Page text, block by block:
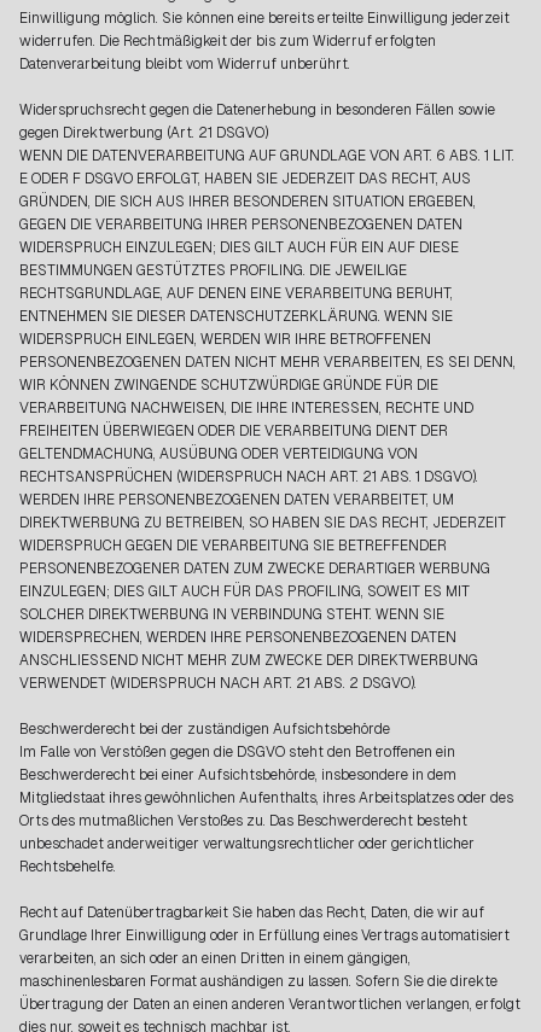
Einwilligung möglich. Sie können eine bereits erteilte Einwilligung jederzeit
widerrufen. Die Rechtmäßigkeit der bis zum Widerruf erfolgten
Datenverarbeitung bleibt vom Widerruf unberührt.
Widerspruchsrecht gegen die Datenerhebung in besonderen Fällen sowie
gegen Direktwerbung (Art. 21 DSGVO)
WENN DIE DATENVERARBEITUNG AUF GRUNDLAGE VON ART. 6 ABS. 1 LIT.
E ODER F DSGVO ERFOLGT, HABEN SIE JEDERZEIT DAS RECHT, AUS
GRÜNDEN, DIE SICH AUS IHRER BESONDEREN SITUATION ERGEBEN,
GEGEN DIE VERARBEITUNG IHRER PERSONENBEZOGENEN DATEN
WIDERSPRUCH EINZULEGEN; DIES GILT AUCH FÜR EIN AUF DIESE
BESTIMMUNGEN GESTÜTZTES PROFILING. DIE JEWEILIGE
RECHTSGRUNDLAGE, AUF DENEN EINE VERARBEITUNG BERUHT,
ENTNEHMEN SIE DIESER DATENSCHUTZERKLÄRUNG. WENN SIE
WIDERSPRUCH EINLEGEN, WERDEN WIR IHRE BETROFFENEN
PERSONENBEZOGENEN DATEN NICHT MEHR VERARBEITEN, ES SEI DENN,
WIR KÖNNEN ZWINGENDE SCHUTZWÜRDIGE GRÜNDE FÜR DIE
VERARBEITUNG NACHWEISEN, DIE IHRE INTERESSEN, RECHTE UND
FREIHEITEN ÜBERWIEGEN ODER DIE VERARBEITUNG DIENT DER
GELTENDMACHUNG, AUSÜBUNG ODER VERTEIDIGUNG VON
RECHTSANSPRÜCHEN (WIDERSPRUCH NACH ART. 21 ABS. 1 DSGVO).
WERDEN IHRE PERSONENBEZOGENEN DATEN VERARBEITET, UM
DIREKTWERBUNG ZU BETREIBEN, SO HABEN SIE DAS RECHT, JEDERZEIT
WIDERSPRUCH GEGEN DIE VERARBEITUNG SIE BETREFFENDER
PERSONENBEZOGENER DATEN ZUM ZWECKE DERARTIGER WERBUNG
EINZULEGEN; DIES GILT AUCH FÜR DAS PROFILING, SOWEIT ES MIT
SOLCHER DIREKTWERBUNG IN VERBINDUNG STEHT. WENN SIE
WIDERSPRECHEN, WERDEN IHRE PERSONENBEZOGENEN DATEN
ANSCHLIESSEND NICHT MEHR ZUM ZWECKE DER DIREKTWERBUNG
VERWENDET (WIDERSPRUCH NACH ART. 21 ABS. 2 DSGVO).
Beschwerderecht bei der zuständigen Aufsichtsbehörde
Im Falle von Verstößen gegen die DSGVO steht den Betroffenen ein
Beschwerderecht bei einer Aufsichtsbehörde, insbesondere in dem
Mitgliedstaat ihres gewöhnlichen Aufenthalts, ihres Arbeitsplatzes oder des
Orts des mutmaßlichen Verstoßes zu. Das Beschwerderecht besteht
unbeschadet anderweitiger verwaltungsrechtlicher oder gerichtlicher
Rechtsbehelfe.
Recht auf Datenübertragbarkeit Sie haben das Recht, Daten, die wir auf
Grundlage Ihrer Einwilligung oder in Erfüllung eines Vertrags automatisiert
verarbeiten, an sich oder an einen Dritten in einem gängigen,
maschinenlesbaren Format aushändigen zu lassen. Sofern Sie die direkte
Übertragung der Daten an einen anderen Verantwortlichen verlangen, erfolgt
dies nur, soweit es technisch machbar ist.